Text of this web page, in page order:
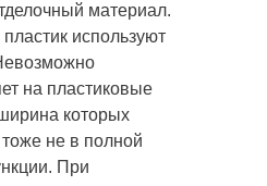
материал.
используют
на пластиковые
которых
не в полной
При